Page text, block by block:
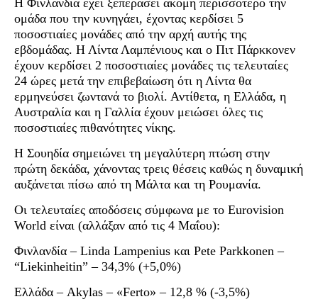
ομάδα που την κυνηγάει, έχοντας κερδίσει 5
ποσοστιαίες μονάδες από την αρχή αυτής της
εβδομάδας. Η Λίντα Λαμπένιους και ο Πιτ Πάρκκονεν
έχουν κερδίσει 2 ποσοστιαίες μονάδες τις τελευταίες
24 ώρες μετά την επιβεβαίωση ότι η Λίντα θα
ερμηνεύσει ζωντανά το βιολί. Αντίθετα, η Ελλάδα, η
Αυστραλία και η Γαλλία έχουν μειώσει όλες τις
ποσοστιαίες πιθανότητες νίκης.
Η Σουηδία σημειώνει τη μεγαλύτερη πτώση στην
πρώτη δεκάδα, χάνοντας τρεις θέσεις καθώς η δυναμική
αυξάνεται πίσω από τη Μάλτα και τη Ρουμανία.
Οι τελευταίες αποδόσεις σύμφωνα με το Eurovision
World είναι (αλλάξαν από τις 4 Μαΐου):
Φινλανδία – Linda Lampenius και Pete Parkkonen –
“Liekinheitin” – 34,3% (+5,0%)
Ελλάδα – Akylas – «Ferto» – 12,8 % (-3,5%)